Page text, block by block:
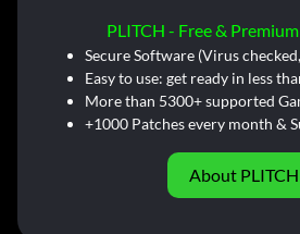
PLITCH - Free &
Secure Software (Virus
Easy to use: get ready in less
More than 5300+ supported
+1000 Patches every month &
About PLITCH